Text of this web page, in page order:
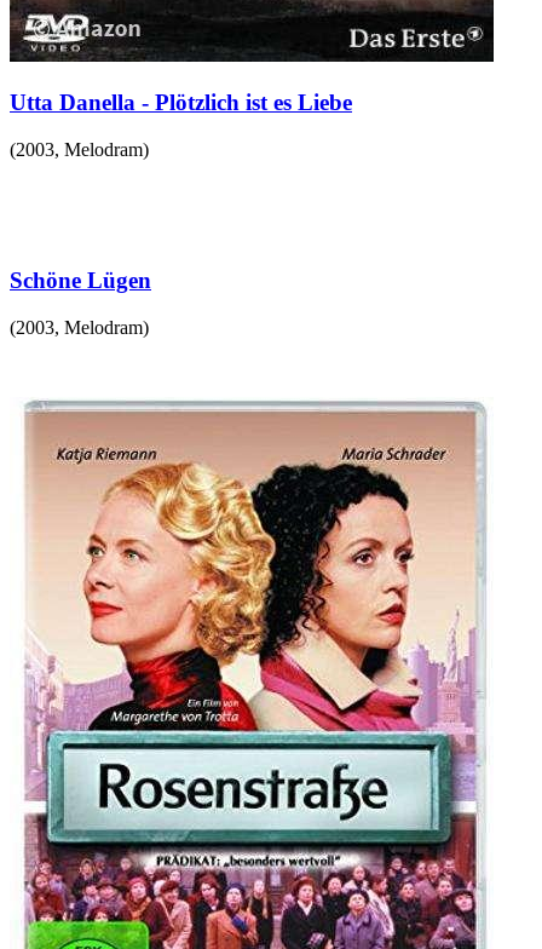
Utta Danella - Plötzlich ist es Liebe
(2003, Melodram)
Schöne Lügen
(2003, Melodram)